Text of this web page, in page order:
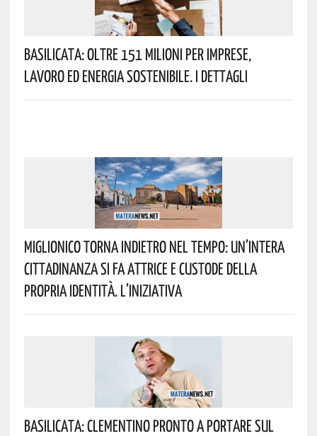
Basilicata: Oltre 151 Milioni Per Imprese,
Lavoro Ed Energia Sostenibile. I Dettagli
Miglionico Torna Indietro Nel Tempo: Un’intera
Cittadinanza Si Fa Attrice E Custode Della
Propria Identità. L’iniziativa
Basilicata: Clementino Pronto A Portare Sul